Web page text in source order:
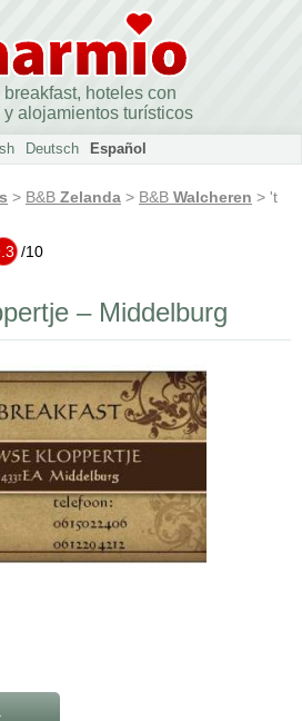
breakfast, hoteles con
y alojamientos turísticos
Deutsch Español
> B&B Zelanda > B&B Walcheren > 't
/10
– Middelburg